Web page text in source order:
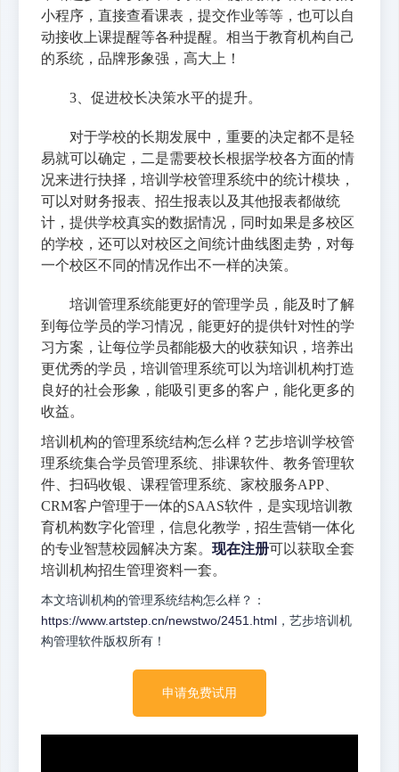
小程序，直接查看课表，提交作业等等，也可以自
动接收上课提醒等各种提醒。相当于教育机构自己
的系统，品牌形象强，高大上！
3、促进校长决策水平的提升。
对于学校的长期发展中，重要的决定都不是轻
易就可以确定，二是需要校长根据学校各方面的情
况来进行抉择，培训学校管理系统中的统计模块，
可以对财务报表、招生报表以及其他报表都做统
计，提供学校真实的数据情况，同时如果是多校区
的学校，还可以对校区之间统计曲线图走势，对每
一个校区不同的情况作出不一样的决策。
培训管理系统能更好的管理学员，能及时了解
到每位学员的学习情况，能更好的提供针对性的学
习方案，让每位学员都能极大的收获知识，培养出
更优秀的学员，培训管理系统可以为培训机构打造
良好的社会形象，能吸引更多的客户，能化更多的
收益。
培训机构的管理系统结构怎么样？艺步培训学校管
理系统集合学员管理系统、排课软件、教务管理软
件、扫码收银、课程管理系统、家校服务APP、
CRM客户管理于一体的SAAS软件，是实现培训教
育机构数字化管理，信息化教学，招生营销一体化
的专业智慧校园解决方案。 现在注册可以获取全套
培训机构招生管理资料一套。
本文培训机构的管理系统结构怎么样？：
https://www.artstep.cn/newstwo/2451.html ，艺步培训机
构管理软件版权所有！
申请免费试用